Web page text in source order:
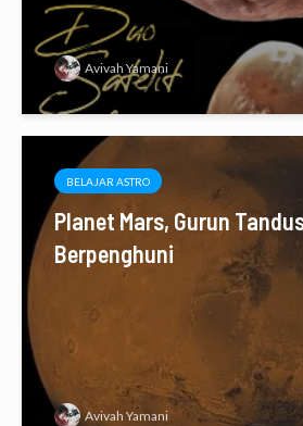
Avivah Yamani
BELAJAR ASTRO
Planet Mars, Gurun
Berpenghuni
Avivah Yamani